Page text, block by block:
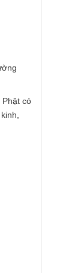
Phật có